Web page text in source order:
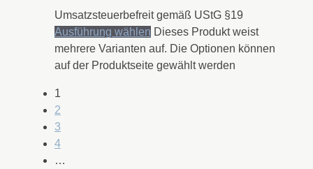
Umsatzsteuerbefreit gemäß UStG §19
Ausführung wählen Dieses Produkt weist
mehrere Varianten auf. Die Optionen können
auf der Produktseite gewählt werden
1
2
3
4
…